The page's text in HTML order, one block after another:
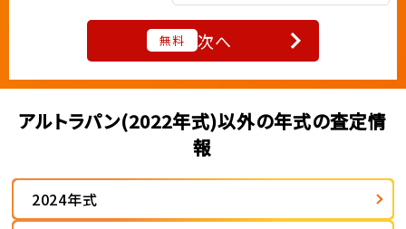
無料 次へ
アルトラパン(2022年式)以外の年式の査定情
報
2024年式